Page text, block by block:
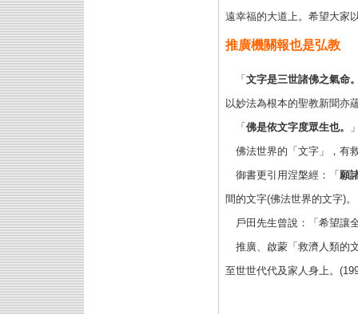
遠幸福的大道上。希望大家
推廣機關報也是弘教
「 文字是三世諸佛之氣命
以妙法為根本的聖教新聞亦
「 佛是依文字度眾生也。
佛法世界的「文字」，有
御書更引用涅槃經：「 願
間的文字(佛法世界的文字)。
戶田先生曾說：「希望讓
推廣、啟蒙「救濟人類的
至世世代代及家人身上。